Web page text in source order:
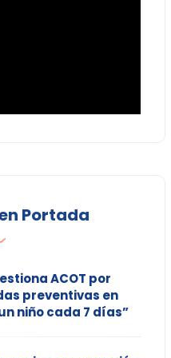
Portada
ACOT por
preventivas en
niño cada 7 días”